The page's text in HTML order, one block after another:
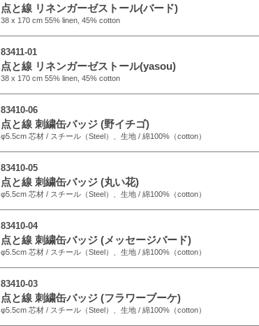
点と線 リネンガーゼストール(バード)
38 x 170 cm 55% linen, 45% cotton
83411-01
点と線 リネンガーゼストール(yasou)
38 x 170 cm 55% linen, 45% cotton
83410-06
点と線 刺繍缶バッジ (野イチゴ)
φ5.5cm 芯材 / スチール（Steel）、生地 / 綿100%（cotton）
83410-05
点と線 刺繍缶バッジ (丸い花)
φ5.5cm 芯材 / スチール（Steel）、生地 / 綿100%（cotton）
83410-04
点と線 刺繍缶バッジ (メッセージバード)
φ5.5cm 芯材 / スチール（Steel）、生地 / 綿100%（cotton）
83410-03
点と線 刺繍缶バッジ (フラワーブーケ)
φ5.5cm 芯材 / スチール（Steel）、生地 / 綿100%（cotton）